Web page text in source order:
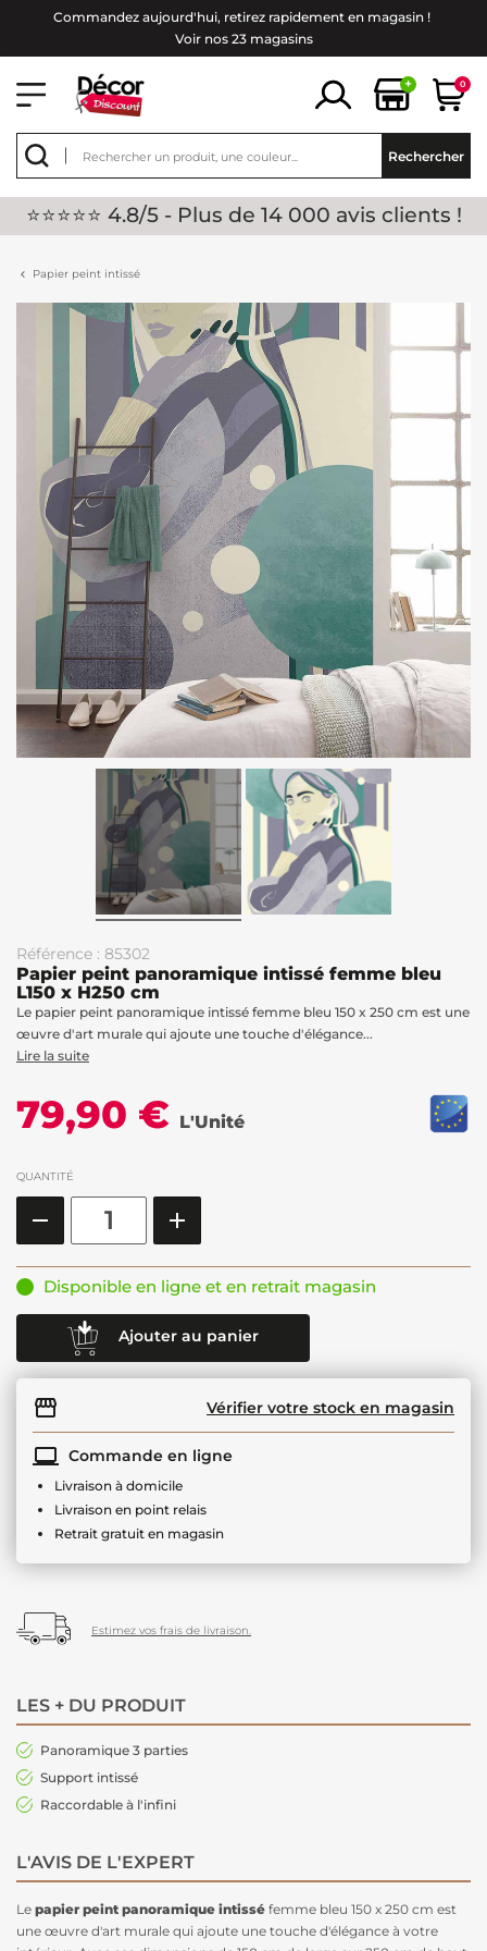
Commandez aujourd'hui, retirez rapidement en magasin !
Voir nos 23 magasins
+ 0
Rechercher
⭐⭐⭐⭐⭐ 4.8/5 - Plus de 14 000 avis clients !
Papier peint intissé
Référence : 85302
Papier peint panoramique intissé femme bleu
L150 x H250 cm
Le papier peint panoramique intissé femme bleu 150 x 250 cm est une
œuvre d'art murale qui ajoute une touche d'élégance...
Lire la suite
79,90 € L'Unité
QUANTITÉ
Disponible en ligne et en retrait magasin
Ajouter au panier
Vérifier votre stock en magasin
Commande en ligne
Livraison à domicile
Livraison en point relais
Retrait gratuit en magasin
Estimez vos frais de livraison.
LES + DU PRODUIT
Panoramique 3 parties
Support intissé
Raccordable à l'infini
L'AVIS DE L'EXPERT
Le papier peint panoramique intissé femme bleu 150 x 250 cm est
une œuvre d'art murale qui ajoute une touche d'élégance à votre